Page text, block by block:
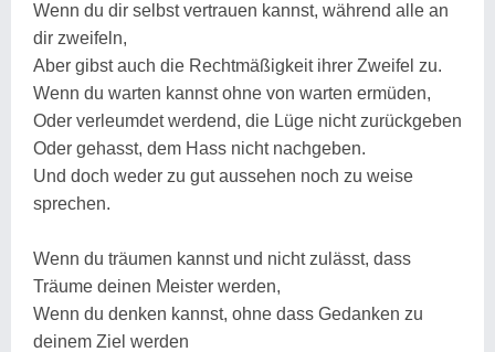
Wenn du dir selbst vertrauen kannst, während alle an
dir zweifeln,
Aber gibst auch die Rechtmäßigkeit ihrer Zweifel zu.
Wenn du warten kannst ohne von warten ermüden,
Oder verleumdet werdend, die Lüge nicht zurückgeben
Oder gehasst, dem Hass nicht nachgeben.
Und doch weder zu gut aussehen noch zu weise
sprechen.
Wenn du träumen kannst und nicht zulässt, dass
Träume deinen Meister werden,
Wenn du denken kannst, ohne dass Gedanken zu
deinem Ziel werden